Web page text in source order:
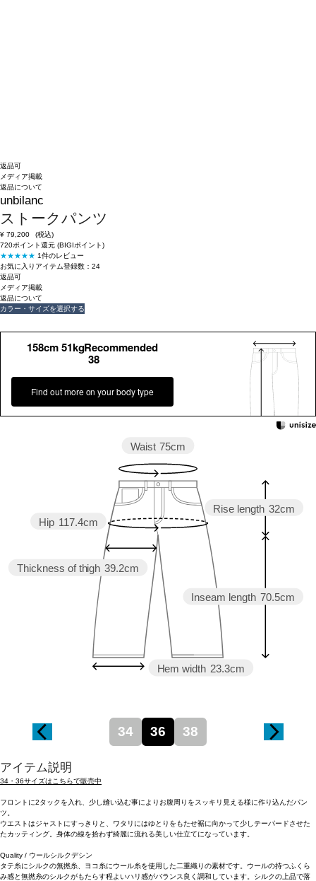
返品可
メディア掲載
返品について
unbilanc
ストークパンツ
¥ 79,200
(税込)
720ポイント還元 (BIGIポイント)
★★★★★ 1件のレビュー
お気に入りアイテム登録数： 24
返品可
メディア掲載
返品について
カラー・サイズを選択する
158cm 51kgRecommended
38
Find out more on your body type
Inseam length 70.5cm
Rise length 32cm
Hem width 23.3cm
Thickness of thigh 39.2cm
Hip 117.4cm
Waist 75cm
34 36 38
アイテム説明
34・36サイズはこちらで販売中
フロントに2タックを入れ、少し縫い込む事によりお腹周りをスッキリ見える様に作り込んだパン
ツ。
ウエストはジャストにすっきりと、ワタリにはゆとりをもたせ裾に向かって少しテーパードさせた
たカッティング。身体の線を拾わず綺麗に流れる美しい仕立てになっています。
Quality / ウールシルクデシン
タテ糸にシルクの無撚糸、ヨコ糸にウール糸を使用した二重織りの素材です。ウールの持つふくら
み感と無撚糸のシルクがもたらす程よいハリ感がバランス良く調和しています。シルクの上品で落